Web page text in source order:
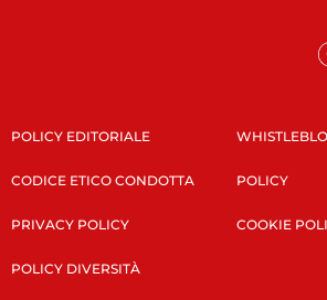
POLICY EDITORIALE
CODICE ETICO CONDOTTA
PRIVACY POLICY
POLICY DIVERSITÀ
POLICY
COOKIE